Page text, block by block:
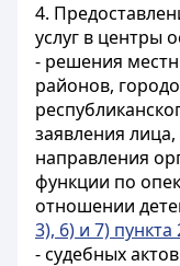
4.
услуг в центры
- решения
районов,
заявления
направления
функции по
отношении
3), 6) и 7) пункта
- судебных